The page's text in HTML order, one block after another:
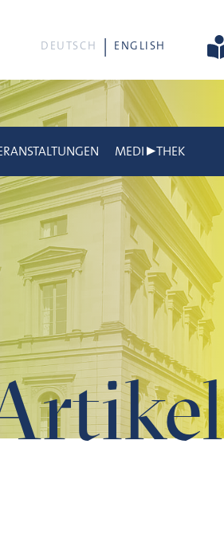
DEUTSCH ENGLISH
MEDI▶THEK